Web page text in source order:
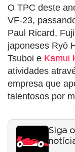
O TPC deste
VF-23,
Paul Ricard,
japoneses Ryō
Tsuboi e Kamui
atividades
empresa que
talentosos por
Siga